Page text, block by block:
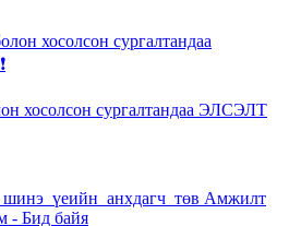
хосолсон сургалтандаа ЭЛСЭЛТ